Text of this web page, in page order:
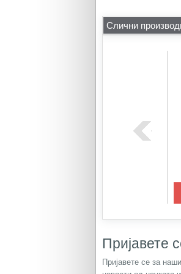
Слични
Пријавете
Пријавете се за